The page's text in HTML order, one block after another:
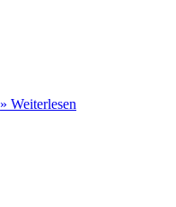
» Weiterlesen